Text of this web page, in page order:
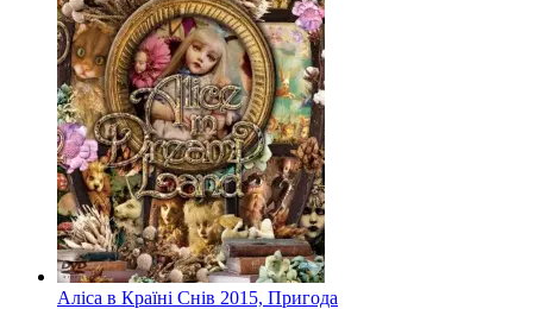
Аліса в Країні Снів 2015, Пригода